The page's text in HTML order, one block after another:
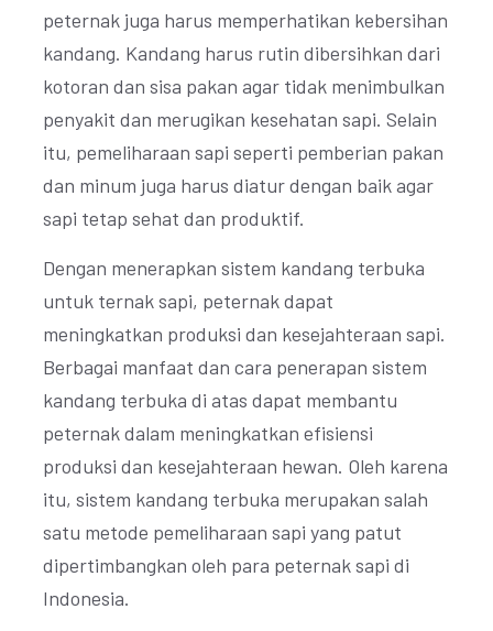
peternak juga harus memperhatikan kebersihan
kandang. Kandang harus rutin dibersihkan dari
kotoran dan sisa pakan agar tidak menimbulkan
penyakit dan merugikan kesehatan sapi. Selain
itu, pemeliharaan sapi seperti pemberian pakan
dan minum juga harus diatur dengan baik agar
sapi tetap sehat dan produktif.
Dengan menerapkan sistem kandang terbuka
untuk ternak sapi, peternak dapat
meningkatkan produksi dan kesejahteraan sapi.
Berbagai manfaat dan cara penerapan sistem
kandang terbuka di atas dapat membantu
peternak dalam meningkatkan efisiensi
produksi dan kesejahteraan hewan. Oleh karena
itu, sistem kandang terbuka merupakan salah
satu metode pemeliharaan sapi yang patut
dipertimbangkan oleh para peternak sapi di
Indonesia.